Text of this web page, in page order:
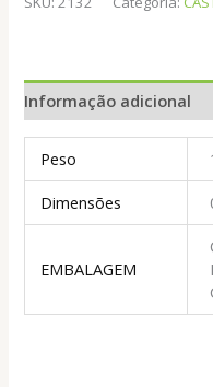
Informação adicional
Peso
Dimensões
EMBALAGEM